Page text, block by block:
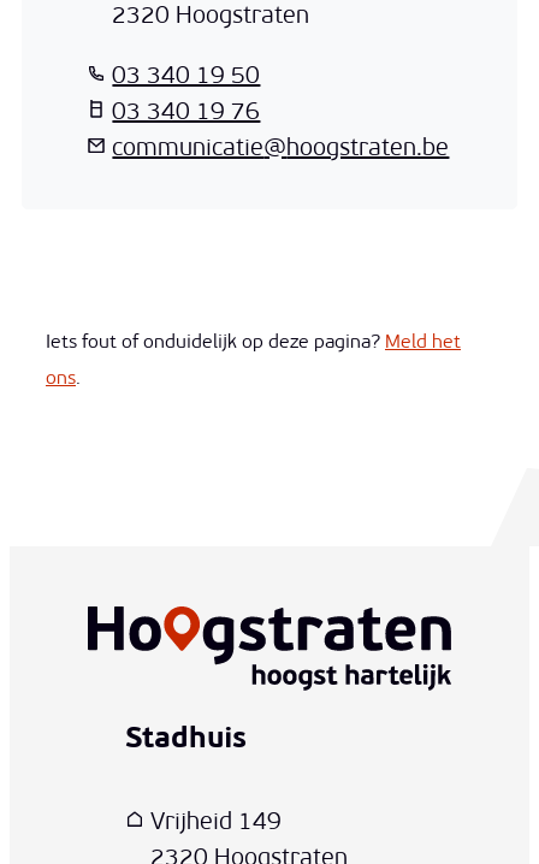
,2320 Hoogstraten
03 340 19 50
03 340 19 76
E-mailcommunicatie@hoogstraten.be
Iets fout of onduidelijk op deze pagina? Meld het
ons.
www-contact-text-name
Stadhuis
Adres
Vrijheid 149
,
E-mail